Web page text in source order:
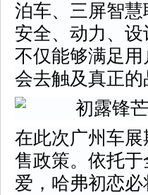
泊车、三屏智
安全、动力、
不仅能够满足
会去触及真正的
在此次广州车
售政策。依托
爱，哈弗初恋